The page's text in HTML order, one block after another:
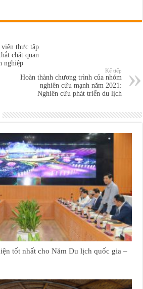
thực tập
chặt quan
nghiệp
Kế tiếp
Hoàn thành chương trình của nhóm
nghiên cứu mạnh năm 2021:
Nghiên cứu phát triển du lịch
tốt nhất cho Năm Du lịch quốc gia –